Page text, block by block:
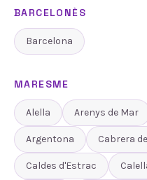
BARCELONÈS
Barcelona
MARESME
Alella Arenys de Mar
Argentona Cabrera
Caldes d'Estrac